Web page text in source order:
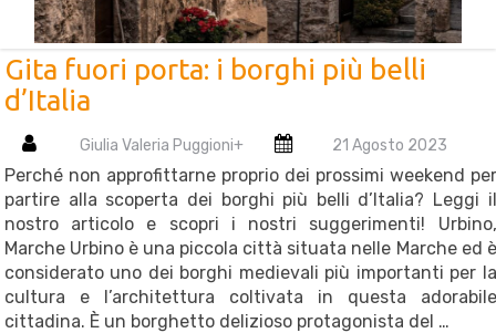
Gita fuori porta: i borghi più belli
d’Italia
Giulia Valeria Puggioni+ 21 Agosto 2023
Perché non approfittarne proprio dei prossimi weekend per
partire alla scoperta dei borghi più belli d’Italia? Leggi il
nostro articolo e scopri i nostri suggerimenti! Urbino,
Marche Urbino è una piccola città situata nelle Marche ed è
considerato uno dei borghi medievali più importanti per la
cultura e l’architettura coltivata in questa adorabile
cittadina. È un borghetto delizioso protagonista del …